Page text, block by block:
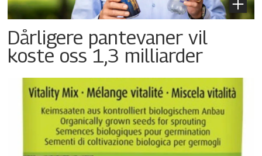
Dårligere pantevaner vil
koste oss 1,3 milliarder